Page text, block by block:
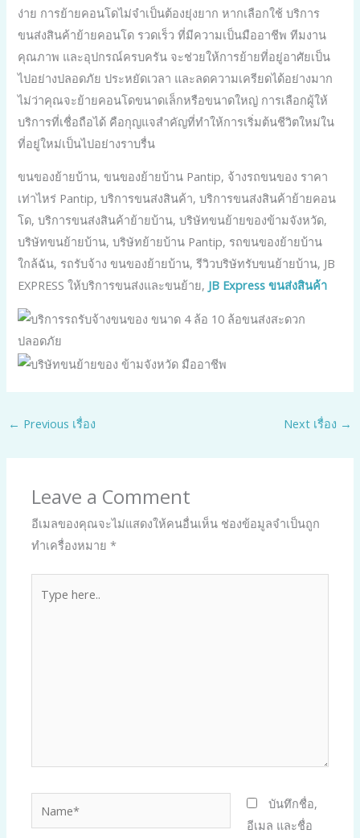
ง่าย การย้ายคอนโดไม่จำเป็นต้องยุ่งยาก หากเลือกใช้ บริการ
ขนส่งสินค้าย้ายคอนโด รวดเร็ว ที่มีความเป็นมืออาชีพ ทีมงาน
คุณภาพ และอุปกรณ์ครบครัน จะช่วยให้การย้ายที่อยู่อาศัยเป็น
ไปอย่างปลอดภัย ประหยัดเวลา และลดความเครียดได้อย่างมาก
ไม่ว่าคุณจะย้ายคอนโดขนาดเล็กหรือขนาดใหญ่ การเลือกผู้ให้
บริการที่เชื่อถือได้ คือกุญแจสำคัญที่ทำให้การเริ่มต้นชีวิตใหม่ใน
ที่อยู่ใหม่เป็นไปอย่างราบรื่น
ขนของย้ายบ้าน, ขนของย้ายบ้าน Pantip, จ้างรถขนของ ราคา
เท่าไหร่ Pantip, บริการขนส่งสินค้า, บริการขนส่งสินค้าย้ายคอน
โด, บริการขนส่งสินค้าย้ายบ้าน, บริษัทขนย้ายของข้ามจังหวัด,
บริษัทขนย้ายบ้าน, บริษัทย้ายบ้าน Pantip, รถขนของย้ายบ้าน
ใกล้ฉัน, รถรับจ้าง ขนของย้ายบ้าน, รีวิวบริษัทรับขนย้ายบ้าน, JB
EXPRESS ให้บริการขนส่งและขนย้าย, JB Express ขนส่งสินค้า
← Previous เรื่อง Next เรื่อง →
Leave a Comment
อีเมลของคุณจะไม่แสดงให้คนอื่นเห็น ช่องข้อมูลจำเป็นถูก
ทำเครื่องหมาย*
here..
บันทึกชื่อ,
อีเมล และชื่อ